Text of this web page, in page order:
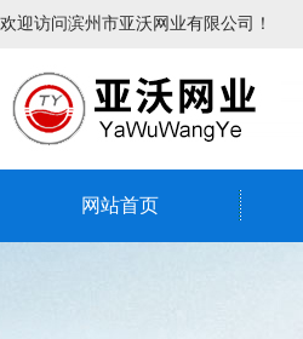
欢迎访问滨州市亚沃网业有限公司！
网站首页